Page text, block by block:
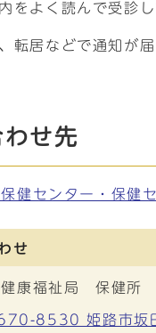
をよく読んで受診し
転居などで通知が
せ先
健センター・保健
せ
康福祉局 保健所
8530 姫路市坂